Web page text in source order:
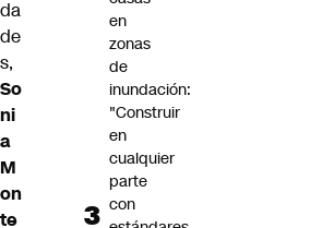
da
de
s,
So
ni
a
M
on
te
en
zonas
de
inundación:
"Construir
en
cualquier
parte
con